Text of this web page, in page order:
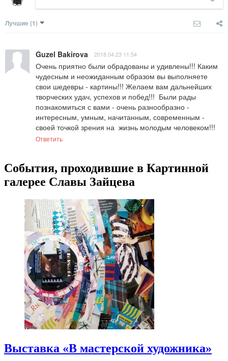
Лучшие (1)
Guzel Bakirova 2018.04.23 11:54
Очень приятно были обрадованы и удивлены!!! Каким
чудесным и неожиданным образом вы выполняете
свои шедевры - картины!!! Желаем вам дальнейших
творческих удач, успехов и побед!!!  Были рады
познакомиться с вами - очень разнообразно -
интересным, умным, начитанным, современным -
своей точкой зрения на  жизнь молодым человеком!!!
Ответить
События, проходившие в Картинной
галерее Славы Зайцева
Выставка «В мастерской художника»